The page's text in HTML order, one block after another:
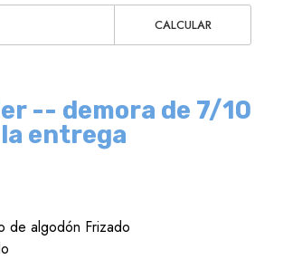
CALCULAR
-- demora de 7/10
entrega
de algodón Frizado